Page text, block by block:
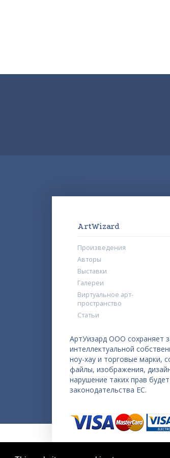
ArtWizard
Произведения
Авторы
Выставки
Галереи
Виртуальное арт-
пространство
Статьи
АртУизард ООО сохраняет
интеллектуальной
ноу-хау и торговые марки,
файлы, изображения,
нарушение таких прав
законодательства ЕС.